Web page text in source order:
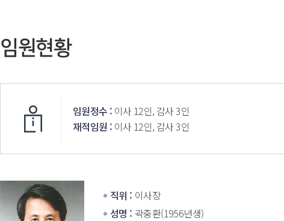
임원현황
임원정수 : 이사 12인, 감사 3인
재적임원 : 이사 12인, 감사 3인
직위 : 이사장
성명 : 곽충환(1956년생)